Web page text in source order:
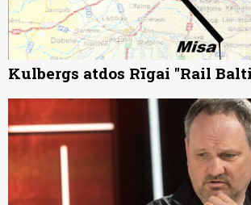
Kulbergs atdos Rīgai "Rail